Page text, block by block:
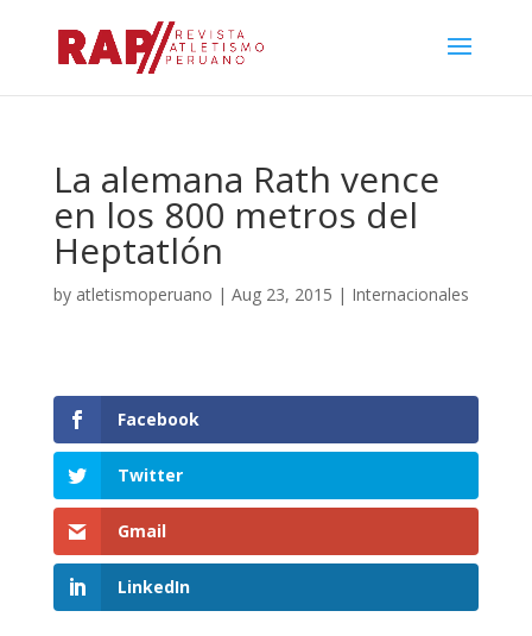
La alemana Rath vence
en los 800 metros del
Heptatlón
by atletismoperuano | Aug 23, 2015 | Internacionales
Facebook
Twitter
Gmail
LinkedIn